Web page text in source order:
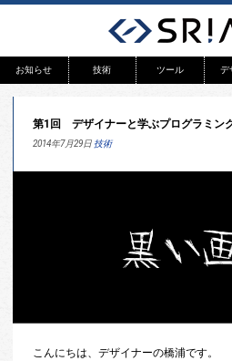
お知らせ 技術
システム開発
アプリ
ツール デ
第1回 デザイナーと学ぶプログラミン
2014年7月29日 技術
こんにちは、デザイナーの橋浦です。